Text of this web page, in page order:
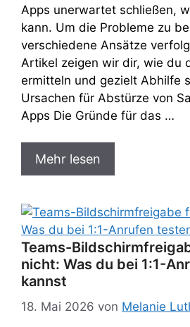
Apps unerwartet schließen,
kann. Um die Probleme zu
verschiedene Ansätze
Artikel zeigen wir dir, wie du
ermitteln und gezielt Abhilfe
Ursachen für Abstürze von
Apps Die Gründe für das …
Mehr lesen
Teams-
nicht: Was du bei 1:1-
kannst
18. Mai 2026 von Melanie